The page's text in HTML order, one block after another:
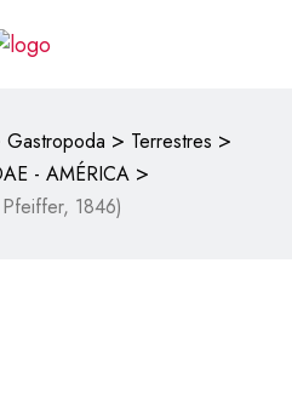
Gastropoda > Terrestres >
- AMÉRICA >
1846)